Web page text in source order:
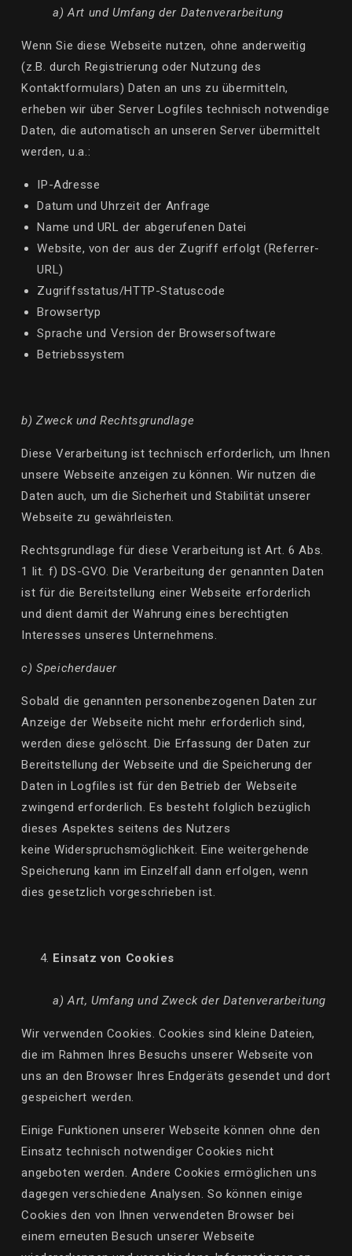
a) Art und Umfang der Datenverarbeitung
Wenn Sie diese Webseite nutzen, ohne anderweitig
(z.B. durch Registrierung oder Nutzung des
Kontaktformulars) Daten an uns zu übermitteln,
erheben wir über Server Logfiles technisch notwendige
Daten, die automatisch an unseren Server übermittelt
werden, u.a.:
IP-Adresse
Datum und Uhrzeit der Anfrage
Name und URL der abgerufenen Datei
Website, von der aus der Zugriff erfolgt (Referrer-
URL)
Zugriffsstatus/HTTP-Statuscode
Browsertyp
Sprache und Version der Browsersoftware
Betriebssystem
b) Zweck und Rechtsgrundlage
Diese Verarbeitung ist technisch erforderlich, um Ihnen
unsere Webseite anzeigen zu können. Wir nutzen die
Daten auch, um die Sicherheit und Stabilität unserer
Webseite zu gewährleisten.
Rechtsgrundlage für diese Verarbeitung ist Art. 6 Abs.
1 lit. f) DS-GVO. Die Verarbeitung der genannten Daten
ist für die Bereitstellung einer Webseite erforderlich
und dient damit der Wahrung eines berechtigten
Interesses unseres Unternehmens.
c) Speicherdauer
Sobald die genannten personenbezogenen Daten zur
Anzeige der Webseite nicht mehr erforderlich sind,
werden diese gelöscht. Die Erfassung der Daten zur
Bereitstellung der Webseite und die Speicherung der
Daten in Logfiles ist für den Betrieb der Webseite
zwingend erforderlich. Es besteht folglich bezüglich
dieses Aspektes seitens des Nutzers
keine Widerspruchsmöglichkeit. Eine weitergehende
Speicherung kann im Einzelfall dann erfolgen, wenn
dies gesetzlich vorgeschrieben ist.
Einsatz von Cookies
a) Art, Umfang und Zweck der Datenverarbeitung
Wir verwenden Cookies. Cookies sind kleine Dateien,
die im Rahmen Ihres Besuchs unserer Webseite von
uns an den Browser Ihres Endgeräts gesendet und dort
gespeichert werden.
Einige Funktionen unserer Webseite können ohne den
Einsatz technisch notwendiger Cookies nicht
angeboten werden. Andere Cookies ermöglichen uns
dagegen verschiedene Analysen. So können einige
Cookies den von Ihnen verwendeten Browser bei
einem erneuten Besuch unserer Webseite